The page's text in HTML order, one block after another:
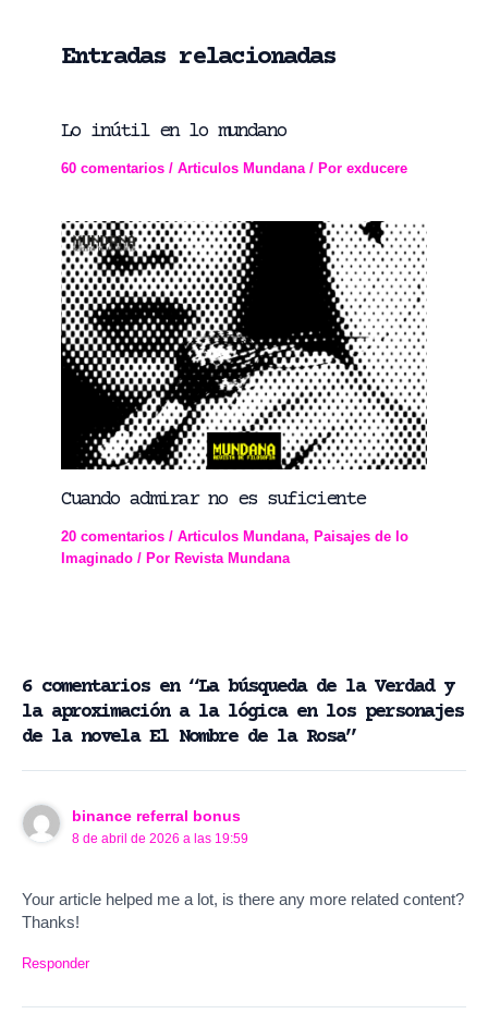
Entradas relacionadas
Lo inútil en lo mundano
60 comentarios /Articulos Mundana/ Porexducere
Cuando admirar no es suficiente
20 comentarios /Articulos Mundana, Paisajes de lo
Imaginado / Por Revista Mundana
6 comentarios en “La búsqueda de la Verdad y
la aproximación a la lógica en los personajes
de la novela El Nombre de la Rosa”
binance referral bonus
8 de abril de 2026 a las 19:59
Your article helped me a lot, is there any more related content?
Thanks!
Responder